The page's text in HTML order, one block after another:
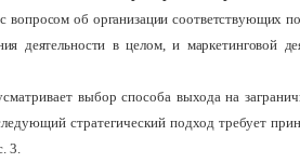
об организации соответствующих
деятельности в целом, и маркетинговой
выбор способа выхода на
стратегический подход требует
3.